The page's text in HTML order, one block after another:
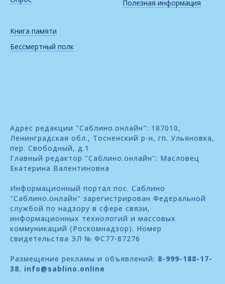
Книга памяти
Бессмертный полк
Полезная информация
Адрес редакции "Саблино.онлайн": 187010,
Ленинградская обл., Тосненский р-н, гп. Ульяновка,
пер. Свободный, д.1
Главный редактор "Саблино.онлайн": Масловец
Екатерина Валентиновна
Информационный портал пос. Саблино
"Саблино.онлайн" зарегистрирован Федеральной
службой по надзору в сфере связи,
информационных технологий и массовых
коммуникаций (Роскомнадзор). Номер
свидетельства ЭЛ № ФС77-87276
Размещение рекламы и объявлений: 8-999-188-17-
38, info@sablino.online